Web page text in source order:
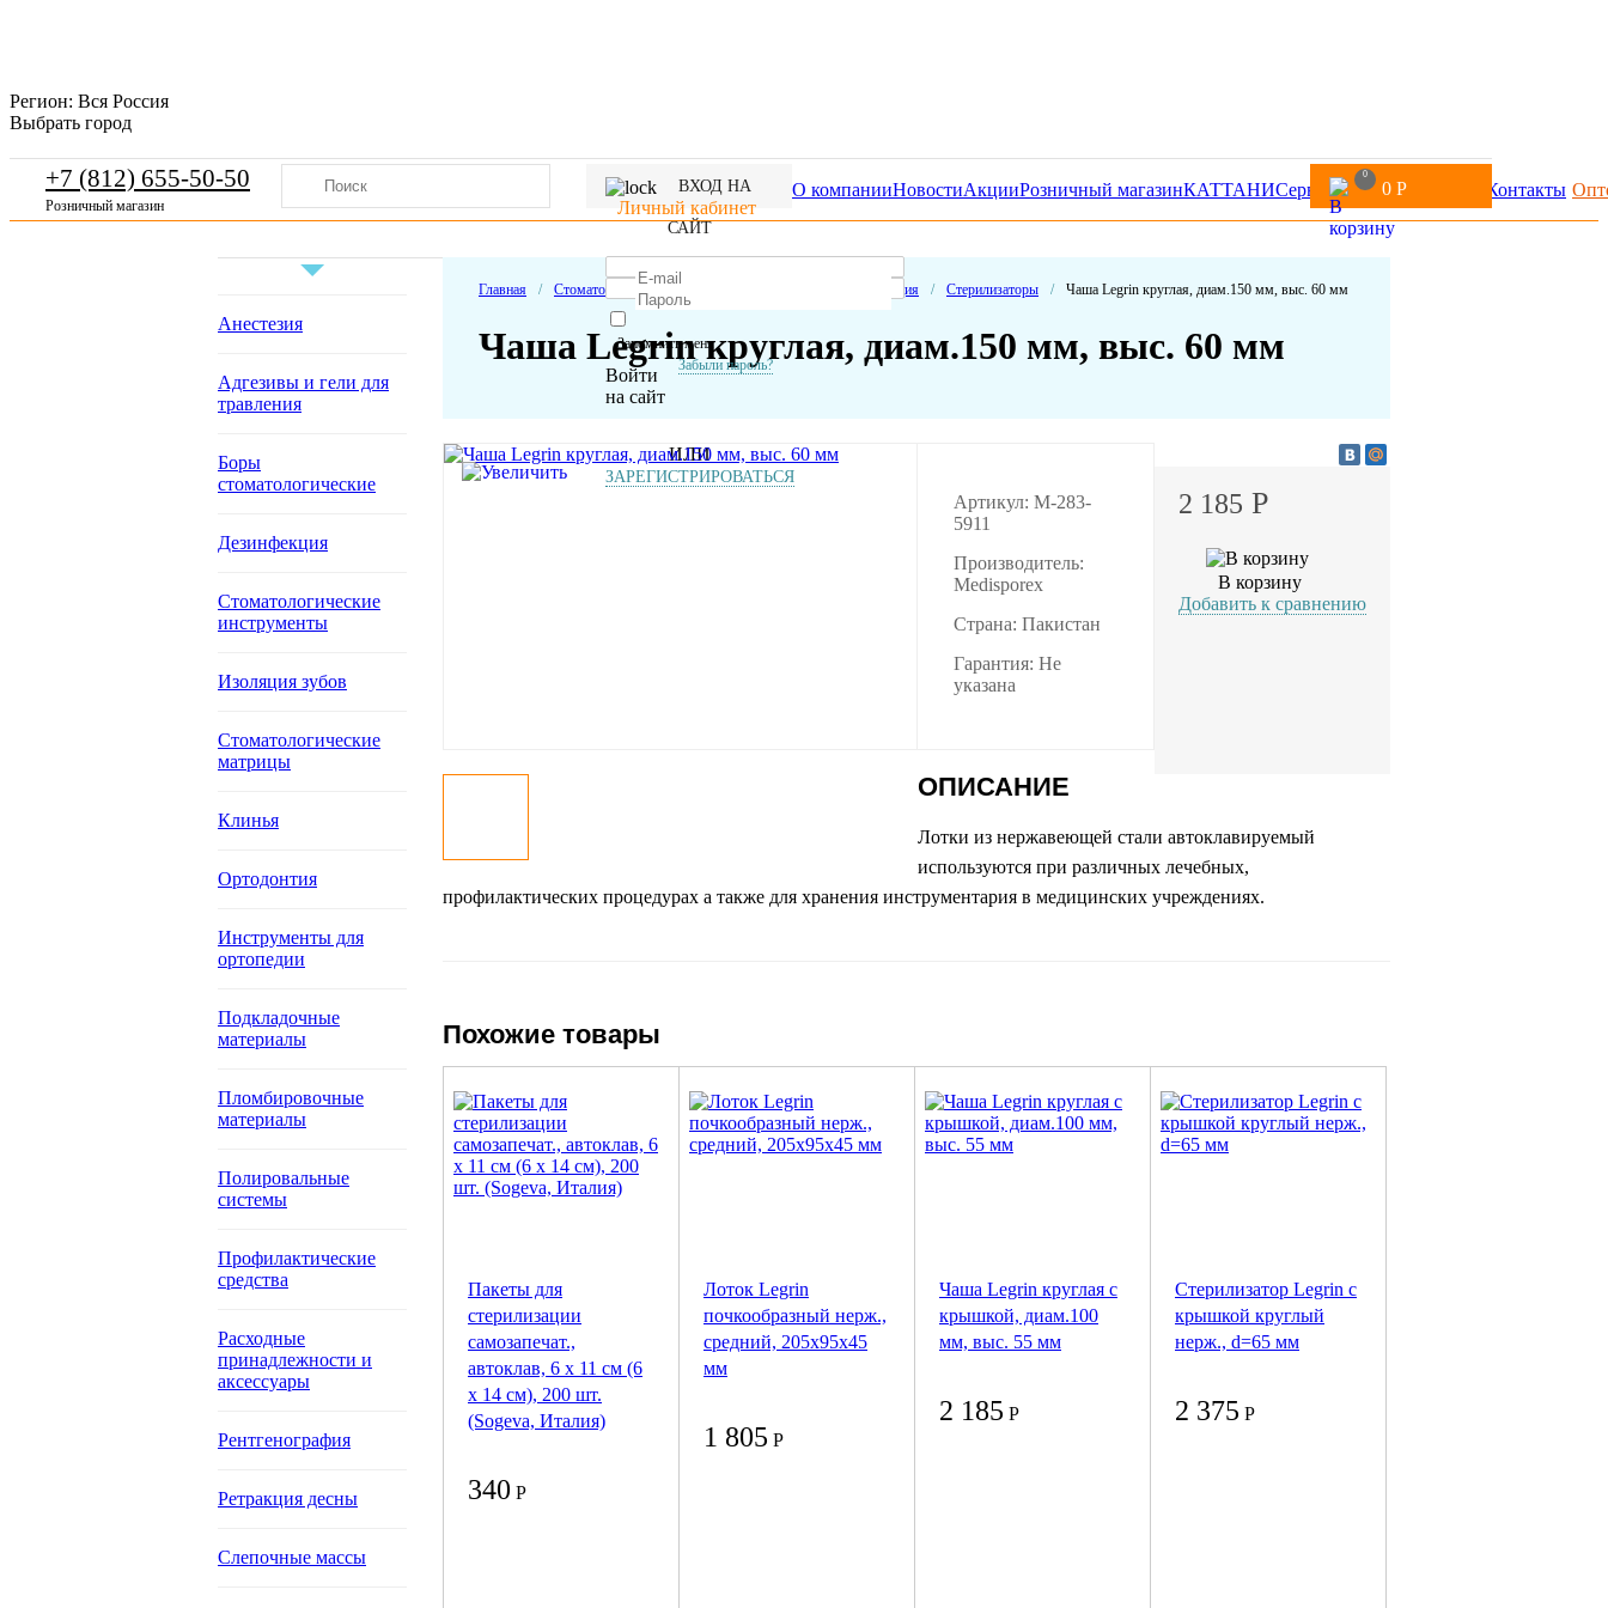
Регион: Вся Россия
Выбрать город
+7 (812) 655-50-50
Розничный магазин Личный кабинет
ВХОД НА
САЙТ
Запомнить меня
Забыли пароль?
Войти
на сайт
ИЛИ
ЗАРЕГИСТРИРОВАТЬСЯ
0
0 Р
О компанииНовостиАкцииРозничный магазинКАТТАНИСервисДоставка и оплата Контакты
Анестезия
Адгезивы и гели для
травления
Боры
стоматологические
Дезинфекция
Стоматологические
инструменты
Изоляция зубов
Стоматологические
матрицы
Клинья
Ортодонтия
Инструменты для
ортопедии
Подкладочные
материалы
Пломбировочные
материалы
Полировальные
системы
Профилактические
средства
Расходные
принадлежности и
аксессуары
Рентгенография
Ретракция десны
Слепочные массы
Главная / Стоматологические расходные материалы Стерилизация / Стерилизаторы / Чаша Legrin круглая, диам.150 мм, выс. 60 мм
Чаша Legrin круглая, диам.150 мм, выс. 60 мм
Артикул: M-283-
5911
Производитель:
Medisporex
Страна: Пакистан
Гарантия: Не
указана
2 185 Р
В корзину
Добавить к сравнению
ОПИСАНИЕ
Лотки из нержавеющей стали автоклавируемый
используются при различных лечебных,
профилактических процедурах а также для хранения инструментария в медицинских учреждениях.
Похожие товары
Пакеты для
стерилизации
самозапечат.,
автоклав, 6 х 11 см (6
х 14 см), 200 шт.
(Sogeva, Италия)
340 Р
Лоток Legrin
почкообразный нерж.,
средний, 205x95x45
мм
1 805 Р
Чаша Legrin круглая с
крышкой, диам.100
мм, выс. 55 мм
2 185 Р
Стерилизатор Legrin с
крышкой круглый
нерж., d=65 мм
2 375 Р